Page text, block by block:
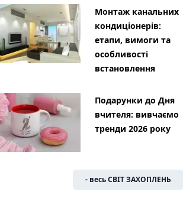
Монтаж канальних
кондиціонерів:
етапи, вимоги та
особливості
встановлення
Подарунки до Дня
вчителя: вивчаємо
тренди 2026 року
- весь СВІТ ЗАХОПЛЕНЬ